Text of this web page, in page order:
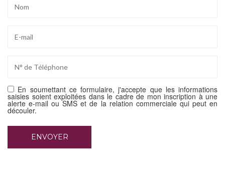
En soumettant ce formulaire, j'accepte que les informations
saisies soient exploitées dans le cadre de mon inscription à une
alerte e-mail ou SMS et de la relation commerciale qui peut en
découler.